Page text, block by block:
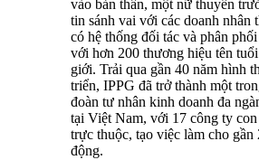
vào bản thân, một nữ thuyền
tin sánh vai với các doanh nhân
có hệ thống đối tác và phân
với hơn 200 thương hiệu tên
giới. Trải qua gần 40 năm hình
triển, IPPG đã trở thành một
đoàn tư nhân kinh doanh đa
tại Việt Nam, với 17 công ty
trực thuộc, tạo việc làm cho gần
động.